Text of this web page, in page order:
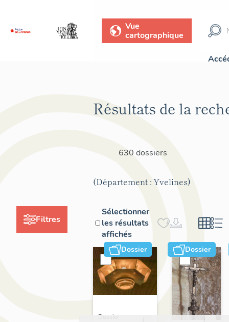
Vue
cartographique
Filtres
Résultats de la
630 dossiers
(Département : Yvelines)
Sélectionner
les résultats
affichés
Dossier
Dossier
Dossier